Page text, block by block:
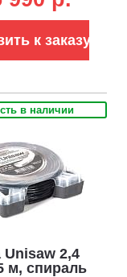
к заказу
в наличии
Unisaw 2,4
м, спираль